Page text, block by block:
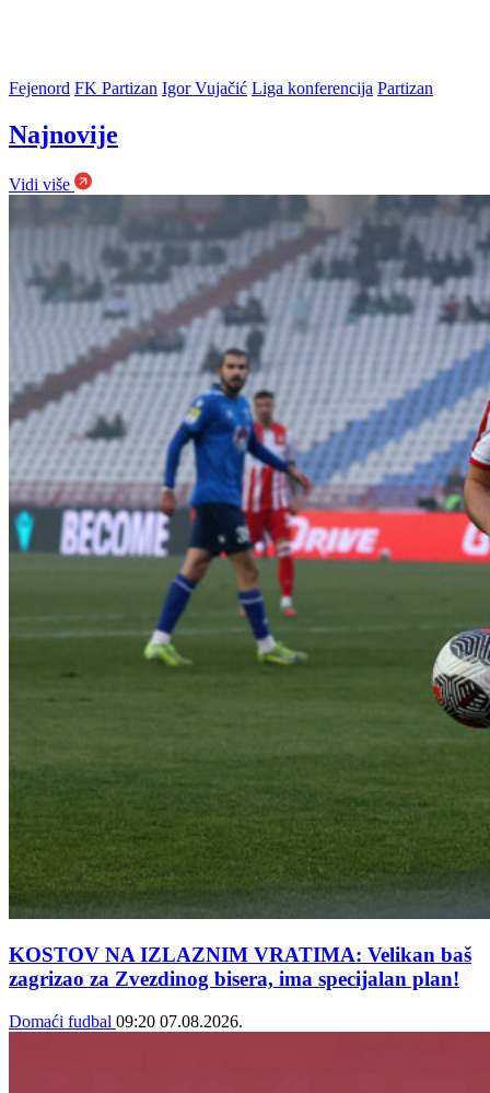
Fejenord FK Partizan Igor Vujačić Liga konferencija Partizan
Najnovije
Vidi više
KOSTOV NA IZLAZNIM VRATIMA: Velikan baš
zagrizao za Zvezdinog bisera, ima specijalan plan!
Domaći fudbal 09:20 07.08.2026.